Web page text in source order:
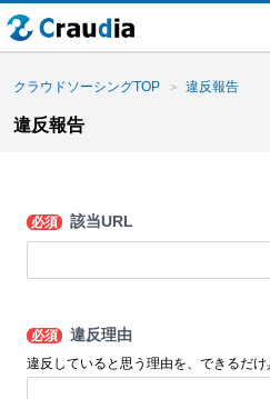
クラウドソーシングTOP 違反報告
違反報告
必須 該当URL
必須 違反理由
違反していると思う理由を、できるだけ